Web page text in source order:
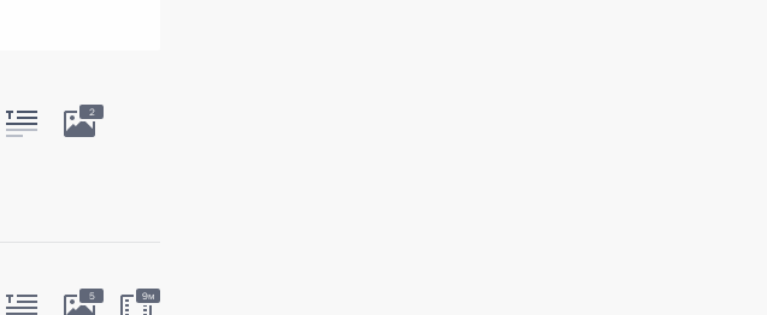
2
5 9м